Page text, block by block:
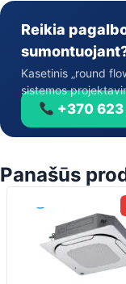
Reikia
Kasetinis „round
sistemos
+370
Panašūs